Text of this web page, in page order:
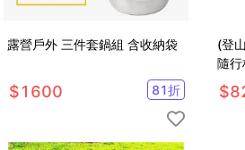
露營戶外 三件套鍋組 含收納袋
$1600 81折
(登
隨
$